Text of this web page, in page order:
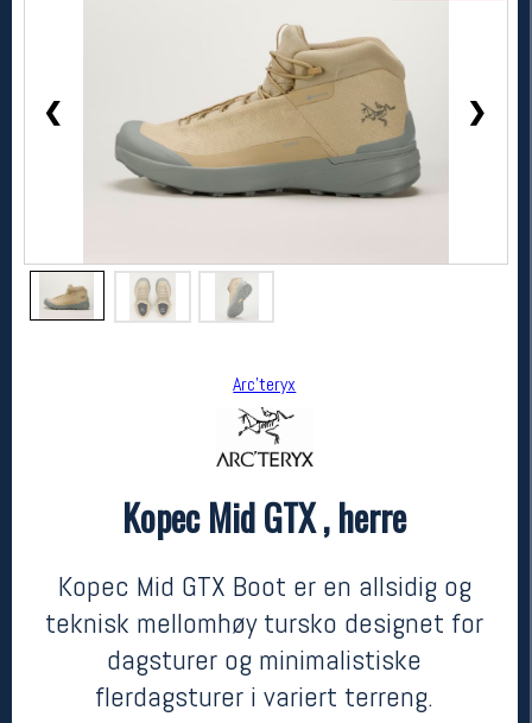
❮ ❯
Arc'teryx
Kopec Mid GTX , herre
Kopec Mid GTX Boot er en allsidig og
teknisk mellomhøy tursko designet for
dagsturer og minimalistiske
flerdagsturer i variert terreng.
Arc'teryx
2399,- MEDLEM:1699,-